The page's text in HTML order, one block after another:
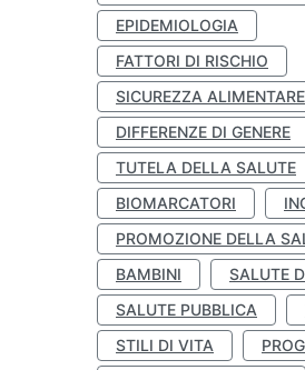
EPIDEMIOLOGIA
FATTORI DI RISCHIO
SICUREZZA ALIMENTARE
DIFFERENZE DI GENERE
TUTELA DELLA SALUTE
BIOMARCATORI
PROMOZIONE DELLA
BAMBINI
SALUTE
SALUTE PUBBLICA
STILI DI VITA